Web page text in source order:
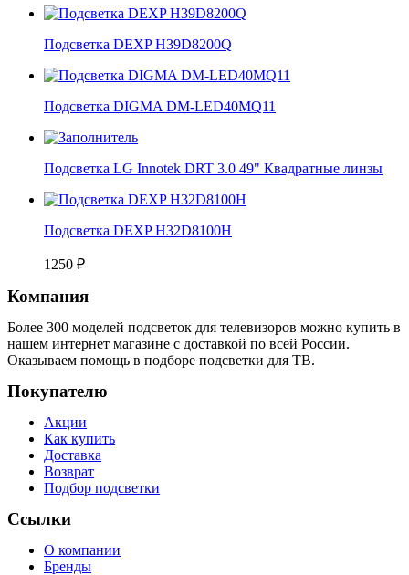
Подсветка DEXP H39D8200Q
Подсветка DIGMA DM-LED40MQ11
Подсветка LG Innotek DRT 3.0 49" Квадратные линзы
Подсветка DEXP H32D8100H
1250 ₽
Компания
Более 300 моделей подсветок для телевизоров можно купить в
нашем интернет магазине с доставкой по всей России.
Оказываем помощь в подборе подсветки для ТВ.
Покупателю
Акции
Как купить
Доставка
Возврат
Подбор подсветки
Ссылки
О компании
Бренды